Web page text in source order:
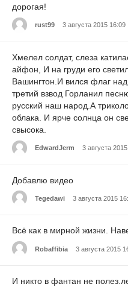
дорогая!
rust99 3 августа 2015 16:09
Хмелел солдат, слеза
айфон, И на груди его
Вашингтон.И вился флаг
третий взвод Горланил
русский наш народ.А
облака. И ярче солнца он
свысока.
EdwardJerm 3 августа
Добавлю видео
Tegedawi 3 августа 2015
Всё как в мирной жизни.
Robaffibia 3 августа 2015
И никто в фантан не